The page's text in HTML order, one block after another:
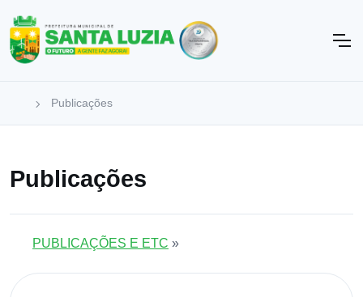
Publicações
Publicações
PUBLICAÇÕES E ETC »